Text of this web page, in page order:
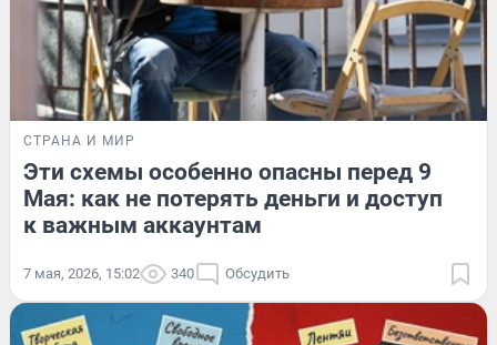
СТРАНА И МИР
Эти схемы особенно опасны перед 9
Мая: как не потерять деньги и доступ
к важным аккаунтам
7 мая, 2026, 15:02 340 Обсудить